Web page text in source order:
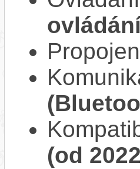
(od